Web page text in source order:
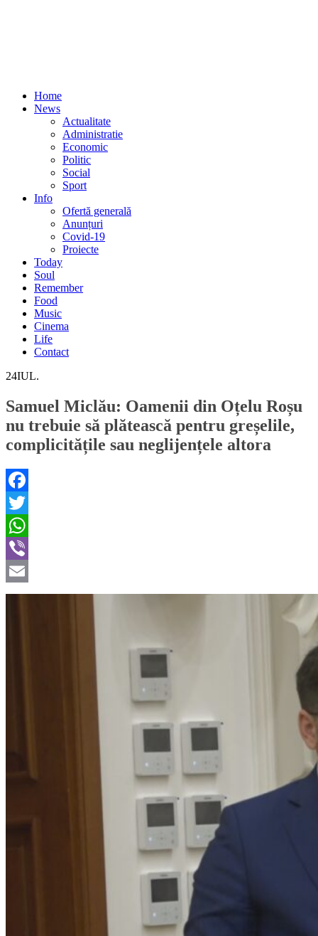
Home
News
Actualitate
Administratie
Economic
Politic
Social
Sport
Info
Ofertă generală
Anunțuri
Covid-19
Proiecte
Today
Soul
Remember
Food
Music
Cinema
Life
Contact
24IUL.
Samuel Miclău: Oamenii din Oțelu Roșu
nu trebuie să plătească pentru greșelile,
complicitățile sau neglijențele altora
Facebook
Twitter
WhatsApp
Viber
Email